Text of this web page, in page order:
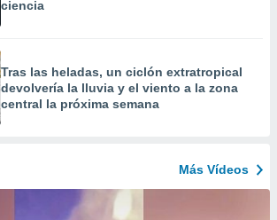
ciencia
Tras las heladas, un ciclón extratropical
devolvería la lluvia y el viento a la zona
central la próxima semana
Más Vídeos